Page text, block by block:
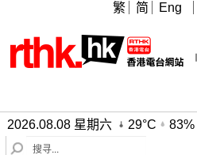
繁 简 Eng
2026.08.08 星期六 29°C
83%
S